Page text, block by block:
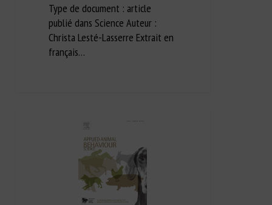
Type de document : article
publié dans Science Auteur :
Christa Lesté-Lasserre Extrait en
français…